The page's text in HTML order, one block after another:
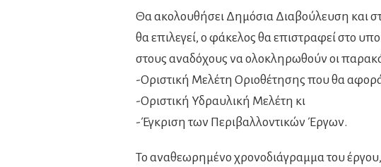
Θα ακολουθήσει Δημόσια Διαβούλευση και
θα επιλεγεί, ο φάκελος θα επιστραφεί στο
στους αναδόχους να ολοκληρωθούν οι
-Οριστική Μελέτη Οριοθέτησης που θα
-Οριστική Υδραυλική Μελέτη κι
-Έγκριση των Περιβαλλοντικών Έργων.
Το αναθεωρημένο χρονοδιάγραμμα του